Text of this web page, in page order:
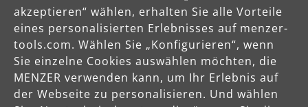
Käuferschutz
Servicezeiten
Mo-Do: 8-16 Uhr
Fr: 8-14 Uhr
akzeptieren“ wählen, erhalten Sie alle Vorteile
eines personalisierten Erlebnisses auf menzer-
tools.com. Wählen Sie „Konfigurieren“, wenn
Sie einzelne Cookies auswählen möchten, die
MENZER verwenden kann, um Ihr Erlebnis auf
der Webseite zu personalisieren. Und wählen